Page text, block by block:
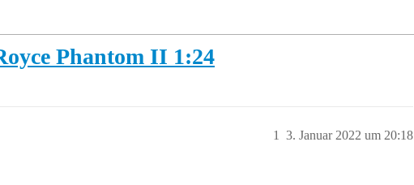
Phantom II 1:24
3. Januar 2022 um 20:18
1